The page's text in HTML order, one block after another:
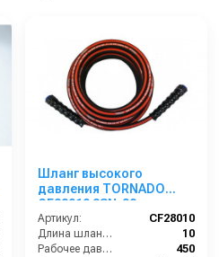
Шланг высокого
давления TORNADO
CF28010 2SN-08
двухоплёточный 450 бар
ГхГ (10 м)
Артикул:
CF28010
Длина шланга (м):
10
Рабочее давление (бар):
450